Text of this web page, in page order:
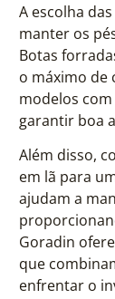
A escolha
manter os
Botas
o máximo de
modelos
garantir boa
Além disso,
em lã para
ajudam a
Goradin
que
enfrentar o